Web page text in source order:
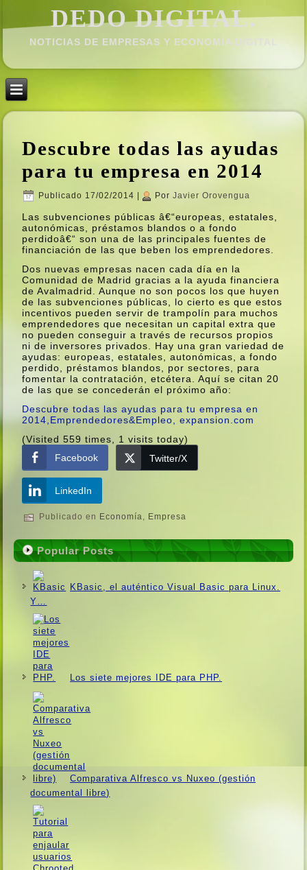
DEDO DIGITAL.
NOTICIAS DE EMPRESAS Y ECONOMÍ­A DIGITAL
Descubre todas las ayudas
para tu empresa en 2014
Publicado 17/02/2014 Por Javier Orovengua
Las subvenciones públicas â€“europeas, estatales,
autonómicas, préstamos blandos o a fondo
perdidoâ€“ son una de las principales fuentes de
financiación de las que beben los emprendedores.
Dos nuevas empresas nacen cada dí­a en la
Comunidad de Madrid gracias a la ayuda financiera
de Avalmadrid. Aunque no son pocos los que huyen
de las subvenciones públicas, lo cierto es que estos
incentivos pueden servir de trampolí­n para muchos
emprendedores que necesitan un capital extra que
no pueden conseguir a través de recursos propios
ni de inversores privados. Hay una gran variedad de
ayudas: europeas, estatales, autonómicas, a fondo
perdido, préstamos blandos, por sectores, para
fomentar la contratación, etcétera. Aquí­ se citan 20
de las que se concederán el próximo año:
Descubre todas las ayudas para tu empresa en
2014,Emprendedores&Empleo, expansion.com
(Visited 559 times, 1 visits today)
Facebook
Twitter/X
LinkedIn
Publicado en Economí­a, Empresa
Popular Posts
KBasic, el auténtico Visual Basic para Linux.
Y…
Los siete mejores IDE para PHP.
Comparativa Alfresco vs Nuxeo (gestión
documental libre)